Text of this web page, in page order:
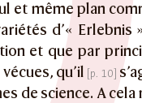
et même plan
d’« Erlebnis
et que par
qu’il
de science. A cela